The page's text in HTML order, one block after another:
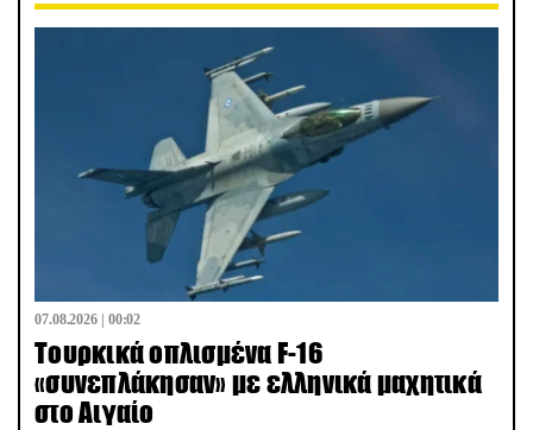
07.08.2026 | 00:02
Τουρκικά οπλισμένα F-16
«συνεπλάκησαν» με ελληνικά μαχητικά
στο Αιγαίο